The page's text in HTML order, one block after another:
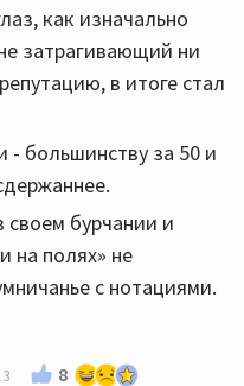
как изначально
затрагивающий ни
в итоге стал
большинству за 50 и
своем бурчании и
на полях» не
с нотациями.
8